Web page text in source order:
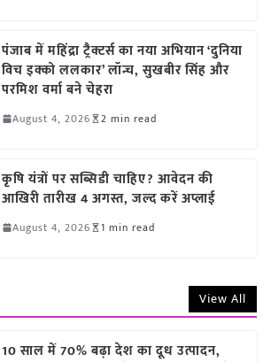
पंजाब में महिंद्रा ट्रैक्टर्स का नया अभियान ‘दुनिया
विच इक्को ललकार’ लॉन्च, सुखबीर सिंह और
परमिश वर्मा बने चेहरा
August 4, 2026 2 min read
कृषि यंत्रों पर सब्सिडी चाहिए? आवेदन की
आखिरी तारीख 4 अगस्त, जल्द करें अप्लाई
August 4, 2026 1 min read
View All
10 साल में 70% बढ़ा देश का दूध उत्पादन,